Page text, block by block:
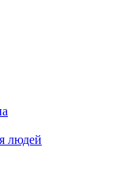
людей